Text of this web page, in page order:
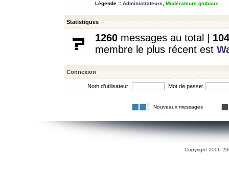
Légende :: Administrateurs Modérateurs globaux
Statistiques
1260 messages au total | 104
membre le plus récent est
Connexion
Nom d’utilisateur: Mot de passe:
Nouveaux messages
Copyright 2006-